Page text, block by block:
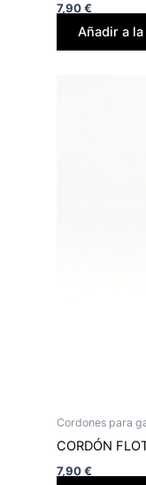
7,90€
Añadir a
Cordones para
CORDÓN
7,90€